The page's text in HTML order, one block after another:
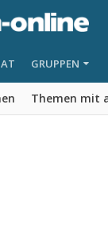
Themen mit
GRUPPEN